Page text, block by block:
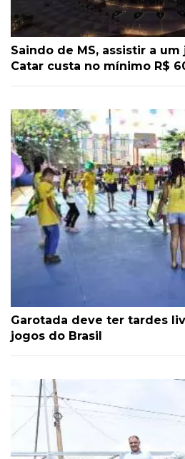
Saindo de MS, assistir a
Catar custa no mínimo R$
Garotada deve ter tardes
jogos do Brasil